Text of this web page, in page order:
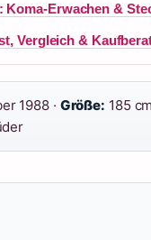
Koma-Erwachen &
Vergleich &
1988 · Größe: 185